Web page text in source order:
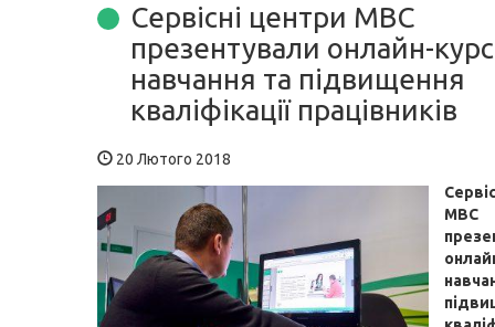
Сервісні центри МВС
презентували онлайн-
навчання та підвищення
кваліфікації працівників
20 Лютого 2018
МВС